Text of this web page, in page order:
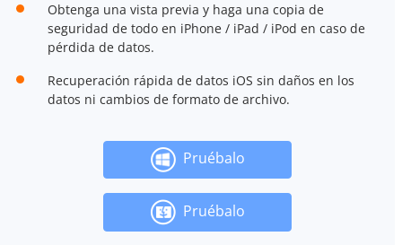
Obtenga una vista previa y haga una copia de
seguridad de todo en iPhone / iPad / iPod en caso de
pérdida de datos.
Recuperación rápida de datos iOS sin daños en los
datos ni cambios de formato de archivo.
Pruébalo
Pruébalo